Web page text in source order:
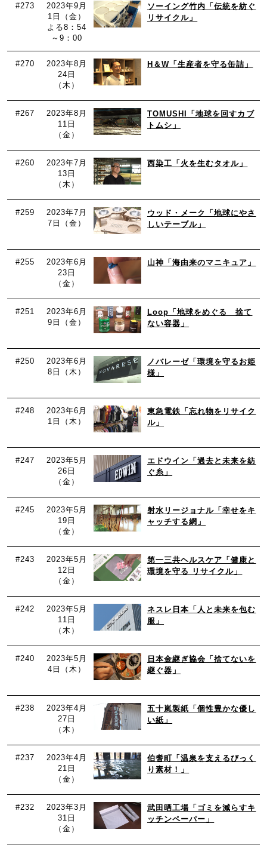
#273
2023年9月
1日（金）
よる8：54
～9：00
ソーイング竹内「伝統を紡ぐ
リサイクル」
#270
2023年8月
24日
（木）
H＆W「生産者を守る缶詰」
#267
2023年8月
11日
（金）
TOMUSHI「地球を回すカブ
トムシ」
#260
2023年7月
13日
（木）
西染工「火を生むタオル」
#259
2023年7月
7日（金）
ウッド・メーク「地球にやさ
しいテーブル」
#255
2023年6月
23日
（金）
山神「海由来のマニキュア」
#251
2023年6月
9日（金）
Loop「地球をめぐる 捨て
ない容器」
#250
2023年6月
8日（木）
ノバレーゼ「環境を守るお姫
様」
#248
2023年6月
1日（木）
東急電鉄「忘れ物をリサイク
ル」
#247
2023年5月
26日
（金）
エドウイン「過去と未来を紡
ぐ糸」
#245
2023年5月
19日
（金）
射水リージョナル「幸せをキ
ャッチする網」
#243
2023年5月
12日
（金）
第一三共ヘルスケア「健康と
環境を守る リサイクル」
#242
2023年5月
11日
（木）
ネスレ日本「人と未来を包む
服」
#240
2023年5月
4日（木）
日本金継ぎ協会「捨てないを
継ぐ器」
#238
2023年4月
27日
（木）
五十嵐製紙「個性豊かな優し
い紙」
#237
2023年4月
21日
（金）
伯耆町「温泉を支えるびっく
り素材！」
#232
2023年3月
31日
（金）
武田晒工場「ゴミを減らすキ
ッチンペーパー」